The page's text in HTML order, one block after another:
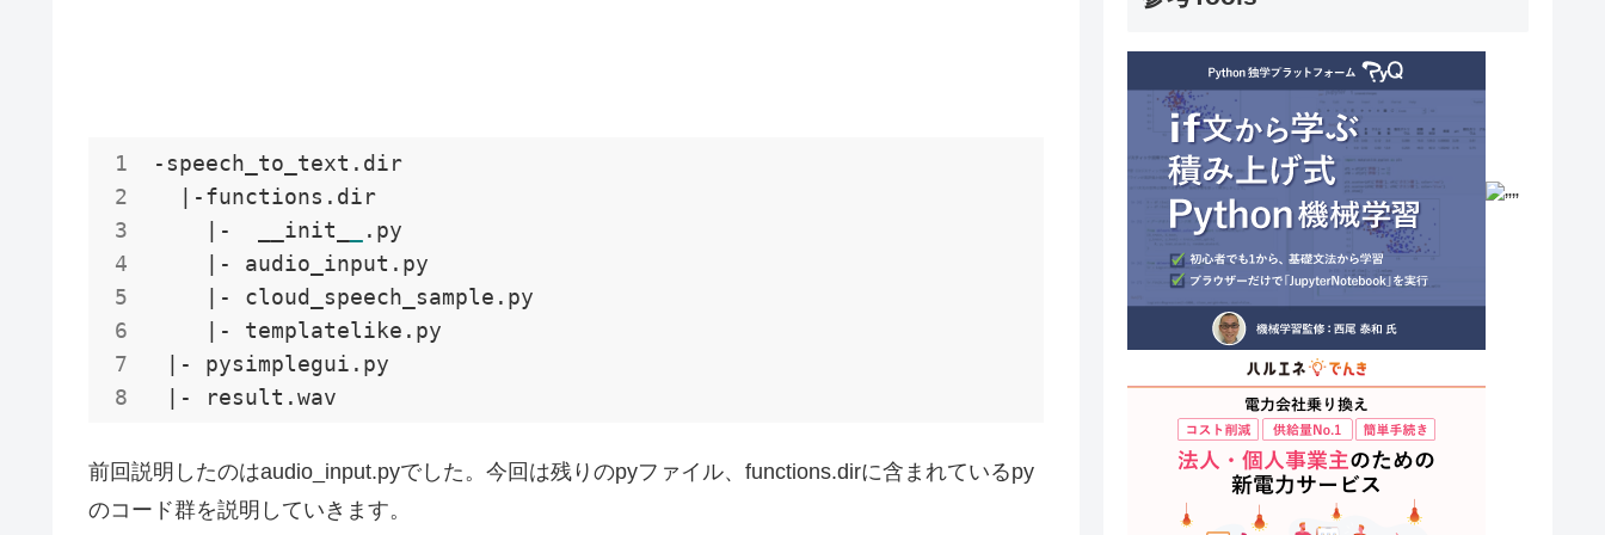
-speech_to_text.dir
|-functions.dir
    |
-  __init_
.py
|- audio_input.py
    |
- cloud_speech_sample.py
|- templatelike.py
| - pysimplegui.py
|- result.wav
前回説明したのはaudio_input.pyでした。今回は残りのpyファイル、functions.dirに含まれているpy
のコード群を説明していきます。